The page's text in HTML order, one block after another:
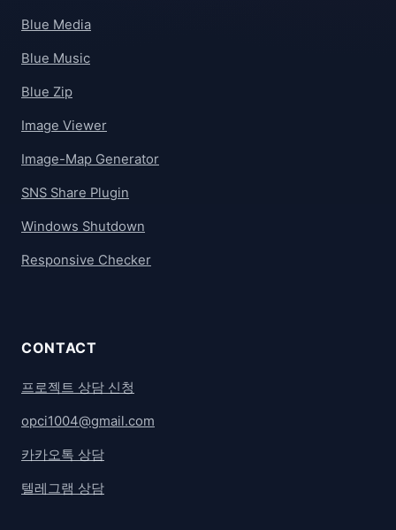
Blue Media
Blue Music
Blue Zip
Image Viewer
Image-Map Generator
SNS Share Plugin
Windows Shutdown
Responsive Checker
CONTACT
프로젝트 상담 신청
opci1004@gmail.com
카카오톡 상담
텔레그램 상담